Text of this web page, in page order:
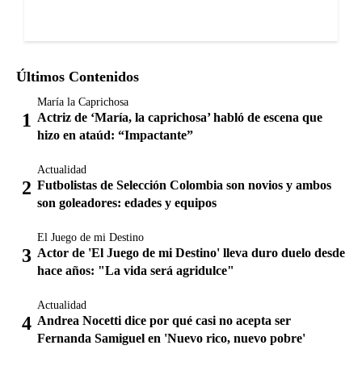
Últimos Contenidos
María la Caprichosa
Actriz de ‘María, la caprichosa’ habló de escena que
hizo en ataúd: “Impactante”
Actualidad
Futbolistas de Selección Colombia son novios y ambos
son goleadores: edades y equipos
El Juego de mi Destino
Actor de 'El Juego de mi Destino' lleva duro duelo desde
hace años: "La vida será agridulce"
Actualidad
Andrea Nocetti dice por qué casi no acepta ser
Fernanda Samiguel en 'Nuevo rico, nuevo pobre'